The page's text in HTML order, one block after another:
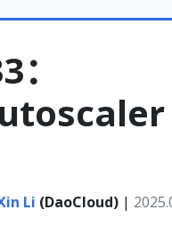
Li (DaoCloud) |